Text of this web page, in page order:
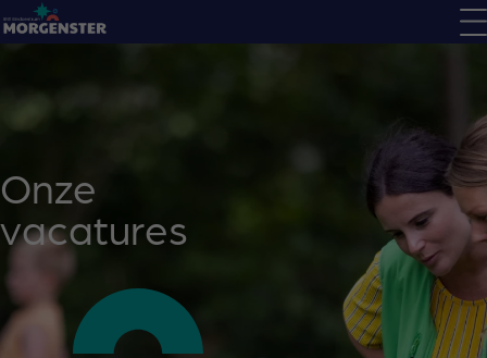
Onze
vacatures